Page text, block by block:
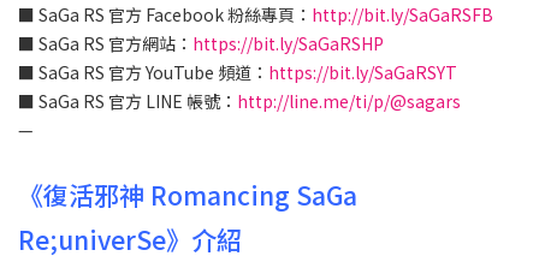
■ SaGa RS 官方 Facebook 粉絲專頁： http://bit.ly/SaGaRSFB
■ SaGa RS 官方網站： https://bit.ly/SaGaRSHP
■ SaGa RS 官方 YouTube 頻道： https://bit.ly/SaGaRSYT
■ SaGa RS 官方 LINE 帳號： http://line.me/ti/p/@sagars
—
《復活邪神 Romancing SaGa
Re;univerSe》介紹